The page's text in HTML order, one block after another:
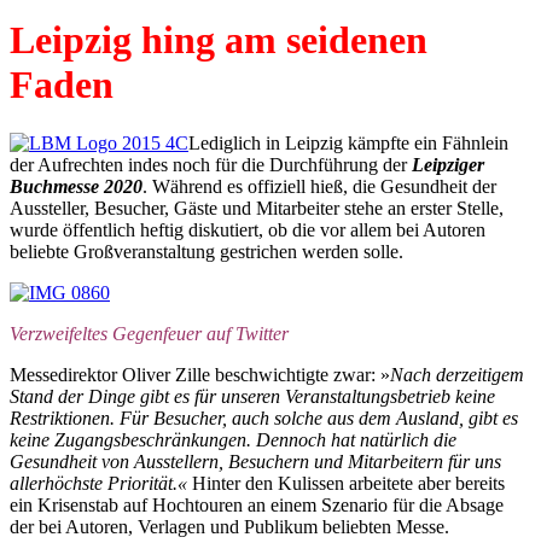
Leipzig hing am seidenen
Faden
Lediglich in Leipzig kämpfte ein Fähnlein
der Aufrechten indes noch für die Durchführung der Leipziger
Buchmesse 2020. Während es offiziell hieß, die Gesundheit der
Aussteller, Besucher, Gäste und Mitarbeiter stehe an erster Stelle,
wurde öffentlich heftig diskutiert, ob die vor allem bei Autoren
beliebte Großveranstaltung gestrichen werden solle.
Verzweifeltes Gegenfeuer auf Twitter
Messedirektor Oliver Zille beschwichtigte zwar: »Nach derzeitigem
Stand der Dinge gibt es für unseren Veranstaltungsbetrieb keine
Restriktionen. Für Besucher, auch solche aus dem Ausland, gibt es
keine Zugangsbeschränkungen. Dennoch hat natürlich die
Gesundheit von Ausstellern, Besuchern und Mitarbeitern für uns
allerhöchste Priorität.« Hinter den Kulissen arbeitete aber bereits
ein Krisenstab auf Hochtouren an einem Szenario für die Absage
der bei Autoren, Verlagen und Publikum beliebten Messe.